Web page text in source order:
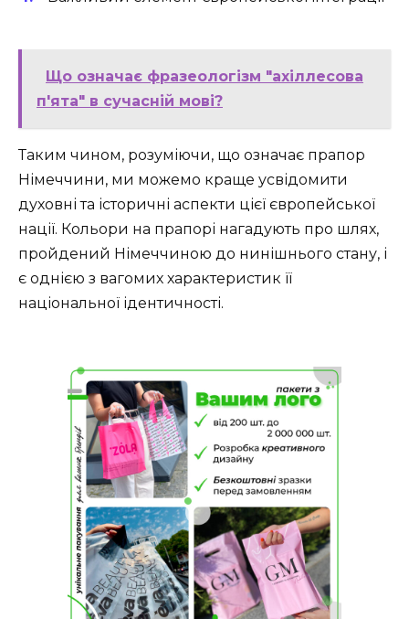
Що означає фразеологізм "ахіллесова
п'ята" в сучасній мові?
Таким чином, розуміючи, що означає прапор
Німеччини, ми можемо краще усвідомити
духовні та історичні аспекти цієї європейської
нації. Кольори на прапорі нагадують про шлях,
пройдений Німеччиною до нинішнього стану, і
є однією з вагомих характеристик її
національної ідентичності.